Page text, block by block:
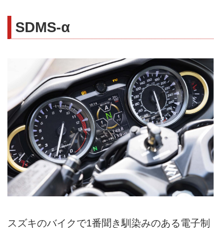
SDMS-α
スズキのバイクで1番聞き馴染みのある電子制